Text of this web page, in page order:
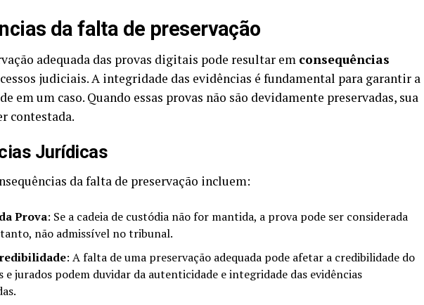
da falta de preservação
adequada das provas digitais pode resultar em consequências
judiciais. A integridade das evidências é fundamental para garantir a
em um caso. Quando essas provas não são devidamente preservadas, sua
contestada.
Jurídicas
da falta de preservação incluem:
Prova: Se a cadeia de custódia não for mantida, a prova pode ser considerada
não admissível no tribunal.
: A falta de uma preservação adequada pode afetar a credibilidade do
e jurados podem duvidar da autenticidade e integridade das evidências